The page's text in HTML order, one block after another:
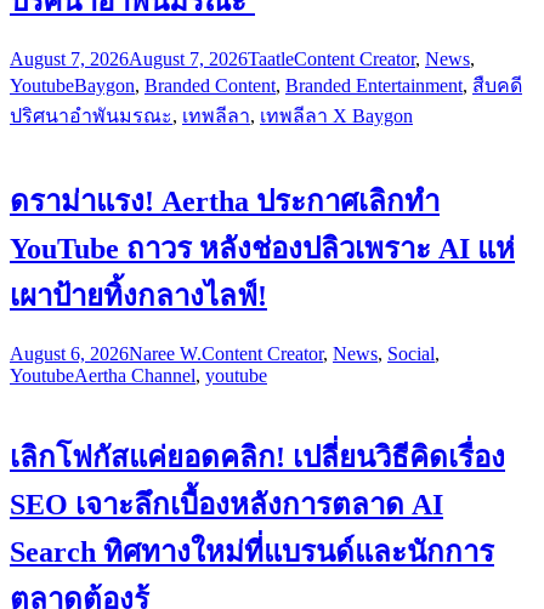
August 7, 2026August 7, 2026TaatleContent Creator, News,
YoutubeBaygon, Branded Content, Branded Entertainment, สืบคดี
ปริศนาอำพันมรณะ, เทพลีลา, เทพลีลา X Baygon
ดราม่าแรง! Aertha ประกาศเลิกทำ
YouTube ถาวร หลังช่องปลิวเพราะ AI แห่
เผาป้ายทิ้งกลางไลฟ์!
August 6, 2026Naree W.Content Creator, News, Social,
YoutubeAertha Channel, youtube
เลิกโฟกัสแค่ยอดคลิก! เปลี่ยนวิธีคิดเรื่อง
SEO เจาะลึกเบื้องหลังการตลาด AI
Search ทิศทางใหม่ที่แบรนด์และนักการ
ตลาดต้องรู้